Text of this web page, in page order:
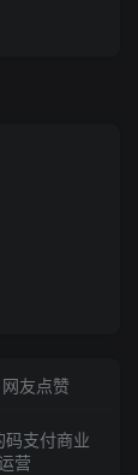
网友点赞
支付商业
营